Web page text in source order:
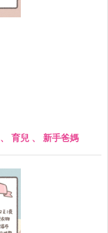
、 育兒 、 新手爸媽